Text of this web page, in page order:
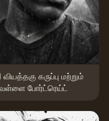
வியத்தகு கருப்பு மற்றும்
போர்ட்ரெய்ட்